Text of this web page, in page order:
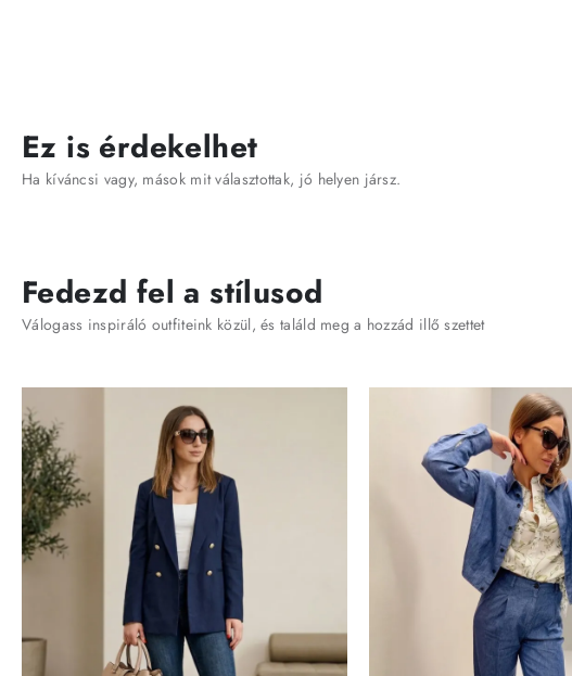
Ez is érdekelhet
Ha kíváncsi vagy, mások mit választottak, jó helyen jársz.
Fedezd fel a stílusod
Válogass inspiráló outfiteink közül, és találd meg a hozzád illő szettet